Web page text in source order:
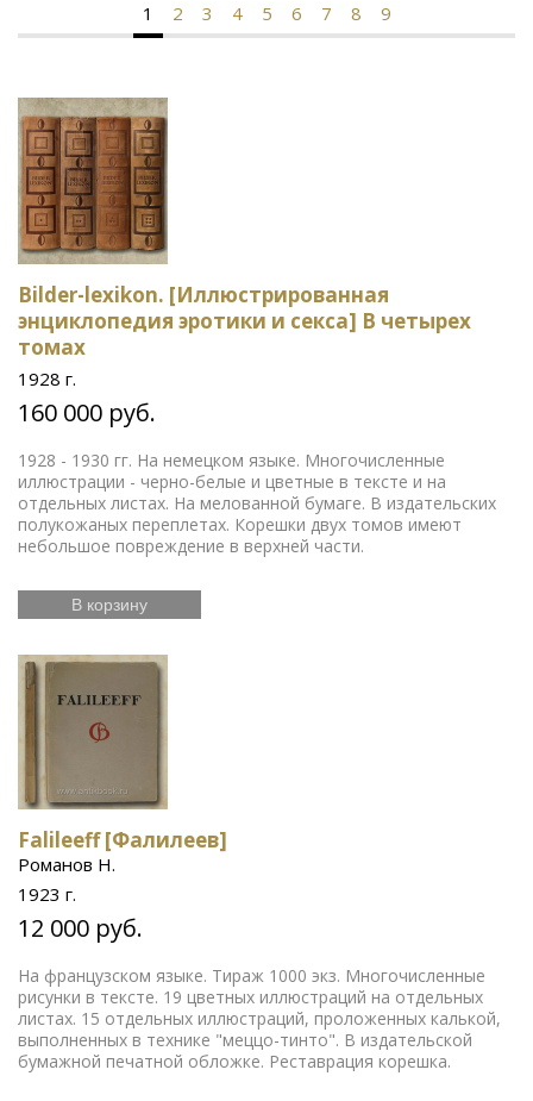
1 2 3 4 5 6 7 8 9
Bilder-lexikon. [Иллюстрированная
энциклопедия эротики и секса] В четырех
томах
1928 г.
160 000 руб.
1928 - 1930 гг. На немецком языке. Многочисленные
иллюстрации - черно-белые и цветные в тексте и на
отдельных листах. На мелованной бумаге. В издательских
полукожаных переплетах. Корешки двух томов имеют
небольшое повреждение в верхней части.
В корзину
Falileeff [Фалилеев]
Романов Н.
1923 г.
12 000 руб.
На французском языке. Тираж 1000 экз. Многочисленные
рисунки в тексте. 19 цветных иллюстраций на отдельных
листах. 15 отдельных иллюстраций, проложенных калькой,
выполненных в технике "меццо-тинто". В издательской
бумажной печатной обложке. Реставрация корешка.